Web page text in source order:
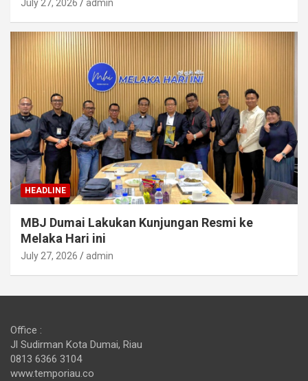
July 27, 2026 admin
HEADLINE
MBJ Dumai Lakukan Kunjungan Resmi ke
Melaka Hari ini
July 27, 2026 admin
Office :
Jl Sudirman Kota Dumai, Riau
0813 6366 3104
www.temporiau.co